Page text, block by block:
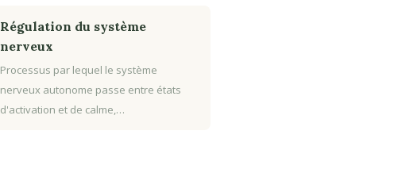
Régulation du système
nerveux
Processus par lequel le système
nerveux autonome passe entre états
d'activation et de calme,…